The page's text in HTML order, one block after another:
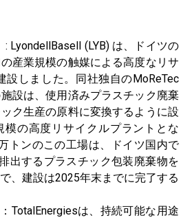
: LyondellBasell (LYB) は、ドイツの
産業規模の触媒による高度なリサ
設しました。同社独自のMoReTec
設は、使用済みプラスチック廃棄
ク生産の原料に変換するように設
模の高度リサイクルプラントとな
トンのこの工場は、ドイツ国内で
出するプラスチック包装廃棄物を
、建設は2025年末までに完了する
：TotalEnergiesは、持続可能な用途